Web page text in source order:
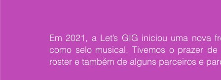
Em 2021, a Let’s GIG iniciou uma nova
como selo musical. Tivemos o prazer
roster e também de alguns parceiros e